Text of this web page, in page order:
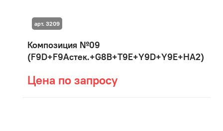
Композиция №09
(F9D+F9Aстек.+G8B+T9E+Y9D+Y9E+HA2)
Цена по запросу
арт. 3209